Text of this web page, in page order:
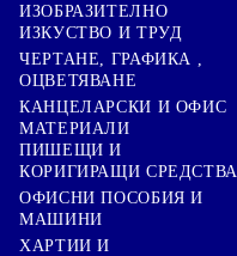
ИЗОБРАЗИТЕЛНО
ИЗКУСТВО И ТРУД
ЧЕРТАНЕ, ГРАФИКА ,
ОЦВЕТЯВАНЕ
КАНЦЕЛАРСКИ И ОФИС
МАТЕРИАЛИ
ПИШЕЩИ И
КОРИГИРАЩИ СРЕДСТВА
ОФИСНИ ПОСОБИЯ И
МАШИНИ
ХАРТИИ И